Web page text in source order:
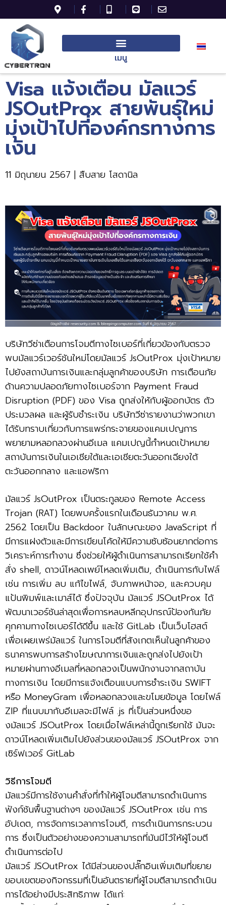
เมนู
Visa แจ้งเตือน มัลแวร์
JSOutProx สายพันธุ์ใหม่
มุ่งเป้าไปที่องค์กรทางการ
เงิน
11 มิถุนายน 2567 | สืบสาย โสดานิล
บริษัทวีซ่าเตือนการโจมตีทางไซเบอร์ที่เกี่ยวข้องกับตรวจ
พบมัลแวร์เวอร์ชันใหม่โดยมัลแวร์ JsOutProx มุ่งเป้าหมาย
ไปยังสถาบันการเงินและกลุ่มลูกค้าของบริษัท การเตือนภัย
ด้านความปลอดภัยทางไซเบอร์จาก Payment Fraud
Disruption (PDF) ของ Visa ถูกส่งให้กับผู้ออกบัตร ตัว
ประมวลผล และผู้รับชำระเงิน บริษัทวีซ่ารายงานว่าพวกเขา
ได้รับทราบเกี่ยวกับการแพร่กระจายของแคมเปญการ
พยายามหลอกลวงผ่านอีเมล แคมเปญนี้กำหนดเป้าหมาย
สถาบันการเงินในเอเชียใต้และเอเชียตะวันออกเฉียงใต้
ตะวันออกกลาง และแอฟริกา
มัลแวร์ JsOutProx เป็นตระกูลของ Remote Access
Trojan (RAT) โดยพบครั้งแรกในเดือนธันวาคม พ.ศ.
2562 โดยเป็น Backdoor ในลักษณะของ JavaScript ที่
มีการแฝงตัวและมีการเขียนโค้ดให้มีความซับซ้อนยากต่อการ
วิเคราะห์การทำงาน ซึ่งช่วยให้ผู้ดำเนินการสามารถเรียกใช้คำ
สั่ง shell, ดาวน์โหลดเพย์โหลดเพิ่มเติม, ดำเนินการกับไฟล์
เช่น การเพิ่ม ลบ แก้ไขไฟล์, จับภาพหน้าจอ, และควบคุม
แป้นพิมพ์และเมาส์ได้ ซึ่งปัจจุบัน มัลแวร์ JSOutProx ได้
พัฒนาเวอร์ชันล่าสุดเพื่อการหลบหลีกอุปกรณ์ป้องกันภัย
คุกคามทางไซเบอร์ได้ดีขึ้น และใช้ GitLab เป็นเว็บโฮสต์
เพื่อเผยเพร่มัลแวร์ ในการโจมตีที่สังเกตเห็นในลูกค้าของ
ธนาคารพบการสร้างโฆษณาการเงินและถูกส่งไปยังเป้า
หมายผ่านทางอีเมลที่หลอกลวงเป็นพนักงานจากสถาบัน
ทางการเงิน โดยมีการแจ้งเตือนแบบการชำระเงิน SWIFT
หรือ MoneyGram เพื่อหลอกลวงและขโมยข้อมูล โดยไฟล์
ZIP ที่แนบมากับอีเมลจะมีไฟล์ .js ที่เป็นส่วนหนึ่งขอ
งมัลแวร์ JSOutProx โดยเมื่อไฟล์เหล่านี้ถูกเรียกใช้ มันจะ
ดาวน์โหลดเพิ่มเติมไปยังส่วนของมัลแวร์ JSOutProx จาก
เซิร์ฟเวอร์ GitLab
วิธีการโจมตี
มัลแวร์มีการใช้งานคำสั่งที่ทำให้ผู้โจมตีสามารถดำเนินการ
ฟังก์ชันพื้นฐานต่างๆ ของมัลแวร์ JSOutProx เช่น การ
อัปเดต, การจัดการเวลาการโจมตี, การดำเนินการกระบวน
การ ซึ่งเป็นตัวอย่างของความสามารถที่มันมีไว้ให้ผู้โจมตี
ดำเนินการต่อไป
มัลแวร์ JSOutProx ได้มีส่วนของปลั๊กอินเพิ่มเติมที่ขยาย
ขอบเขตของกิจกรรมที่เป็นอันตรายที่ผู้โจมตีสามารถดำเนิน
การได้อย่างมีประสิทธิภาพ ได้แก่: